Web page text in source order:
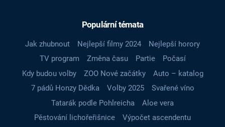
Populární témata
Jak zhubnout Nejlepší filmy 2024
Nejlepší horory
TV program
Změna času Partie
Počasí
Kdy budou volby
ZOO Nové začátky
Auto – katalog
7 pádů Honzy Dědka
Volby 2025
Svařené víno
Tatarák podle Pohlreicha
Aloe vera
Pěstování lichořeřišnice
Výpočet ascendentu